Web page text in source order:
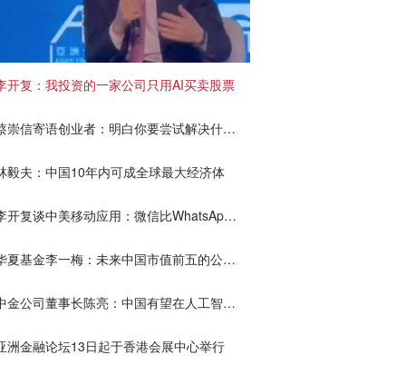
开复：我投资的一家公司只用AI买卖股票
蔡崇信寄语创业者：明白你要尝试解决什么问题
毅夫：中国10年内可成全球最大经济体
李开复谈中美移动应用：微信比WhatsApp更好，抖音比Instagram更好
华夏基金李一梅：未来中国市值前五的公司可能出自创业板、科创板、北交所
中金公司董事长陈亮：中国有望在人工智能时代构成技术发展优势
洲金融论坛13日起于香港会展中心举行